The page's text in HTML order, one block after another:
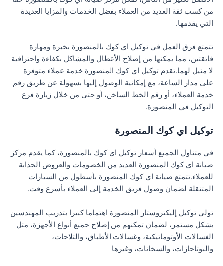
من كسب ثقة العديد من العملاء بفضل الخدمات والمزايا العديدة
التي يقدمها.
تتمتع فرق العمل في توكيل اي كوك بالمنصورة بخبرة ومهارة
فائقتين، مما يمكنها من إصلاح الأعطال والمشاكل بكفاءة واحترافية
لا مثيل لهما.تقدم توكيل اي كوك المنصورة خدمة عملاء متوفرة
على مدار الساعة، مع إمكانية الوصول إليها بسهولة عن طريق رقم
خدمة العملاء، أو رقم الخط الساخن، أو حتى من خلال زيارة فرع
التوكيل في المنصورة.
توكيل اي كوك المنصورة
في متناول الجميع أسعار توكيل اي كوك بالمنصورة، كما يقدم مركز
صيانة اي كوك المنصورة العديد من الخصومات والعروض الجذابة
للعملاء.تتمتع صيانة اي كوك المنصورة بأسطول من السيارات
المتنقلة لضمان وصول فريق الخدمة إلى العملاء بأسرع وقت.
تولي توكيل إليكتروستار المنصورة اهتماما كبيرا بتدريب المهندسين
بشكل مستمر، لضمان تمكنهم من إصلاح جميع أنواع الأجهزة، مثل
الغسالات الأوتوماتيكية، وغسالات الأطباق، والثلاجات،
والبوتاجازات، والسخانات، وغيرها.